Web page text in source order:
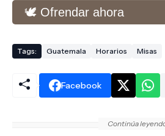
🕊️ Ofrendar ahora
Tags: Guatemala Horarios Misas
Facebook
Continúa